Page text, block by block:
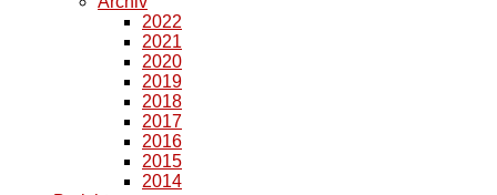
2022
2021
2020
2019
2018
2017
2016
2015
2014